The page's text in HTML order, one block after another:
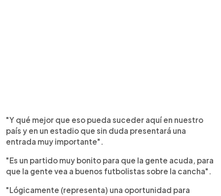
"Y qué mejor que eso pueda suceder aquí en nuestro
país y en un estadio que sin duda presentará una
entrada muy importante".
"Es un partido muy bonito para que la gente acuda, para
que la gente vea a buenos futbolistas sobre la cancha".
"Lógicamente (representa) una oportunidad para